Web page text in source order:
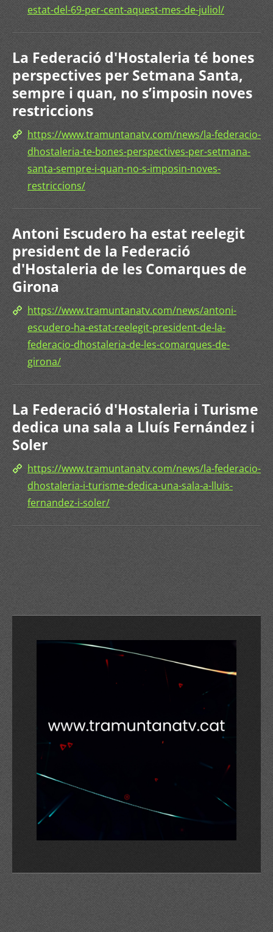
estat-del-69-per-cent-aquest-mes-de-juliol/
La Federació d'Hostaleria té bones
perspectives per Setmana Santa,
sempre i quan, no s’imposin noves
restriccions
https://www.tramuntanatv.com/news/la-federacio-
dhostaleria-te-bones-perspectives-per-setmana-
santa-sempre-i-quan-no-s-imposin-noves-
restriccions/
Antoni Escudero ha estat reelegit
president de la Federació
d'Hostaleria de les Comarques de
Girona
https://www.tramuntanatv.com/news/antoni-
escudero-ha-estat-reelegit-president-de-la-
federacio-dhostaleria-de-les-comarques-de-
girona/
La Federació d'Hostaleria i Turisme
dedica una sala a Lluís Fernández i
Soler
https://www.tramuntanatv.com/news/la-federacio-
dhostaleria-i-turisme-dedica-una-sala-a-lluis-
fernandez-i-soler/